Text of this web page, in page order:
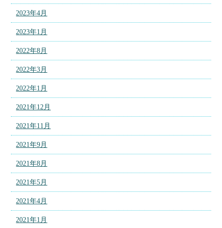
2023年4月
2023年1月
2022年8月
2022年3月
2022年1月
2021年12月
2021年11月
2021年9月
2021年8月
2021年5月
2021年4月
2021年1月